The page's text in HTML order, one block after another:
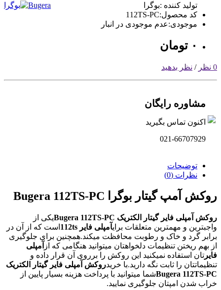
تولید کننده :بوگرا
Bugera
کد محصول:112TS-PC
موجودی:عدم موجودی در انبار
٠ تومان
0 نظر / نظر بدهید
مشاوره رایگان
اکنون تماس بگیرید
021-66707929
توضیحات
نظرات (0)
روکش آمپ گیتار بوگرا Bugera 112TS-PC
روکش آمپلی فایر گیتار الکتریک Bugera 112TS-PC
یکی از
واجبترین و مهمترین متعلقات برایآمپلی فایر 112ts
است که از آن در
برابر گرد و خاک و رطوبت محافظت میکند.همچنین برای جلوگیری
از بهم ریختن تنظیمات دلخواهتان میتوانید هنگامی که از آمپلی
فایر تان استفاده نمیکنید این روکش را برروی آن قرار داده و
تنظیماتتان را ثابت نگه دارید.با خریدروکش آمپلی فایر گیتار الکتریک
Bugera 112TS-PCشما میتوانید با پرداخت هزینه بسیار پایین از
خراب شدن امپتان جلوگیری نمایید.